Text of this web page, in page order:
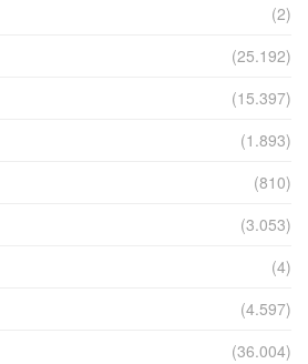
(2)
(25.192)
(15.397)
(1.893)
(810)
(3.053)
(4)
(4.597)
(36.004)